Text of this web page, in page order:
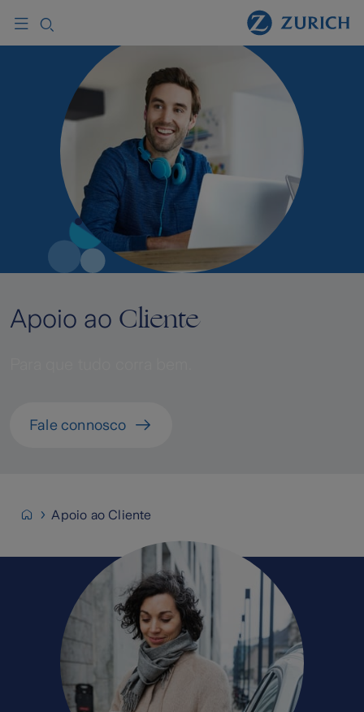
Apoio ao Cliente
Fale connosco
Apoio ao Cliente